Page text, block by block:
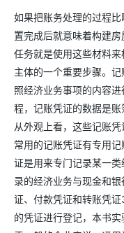
如果把账务处理的过程
置完成后就意味着构建
任务就是使用这些材料
主体的一个重要步骤。
照经济业务事项的内容
程，记账凭证的数据是账
从外观上看，这些记账
常用的记账凭证有专用
证是用来专门记录某一
录的经济业务与现金和
证、付款凭证和转账凭
的凭证进行登记，本书